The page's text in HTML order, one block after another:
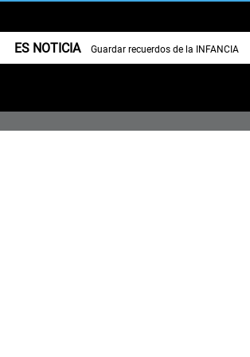
ES NOTICIA Guardar recuerdos de la INFANCIA